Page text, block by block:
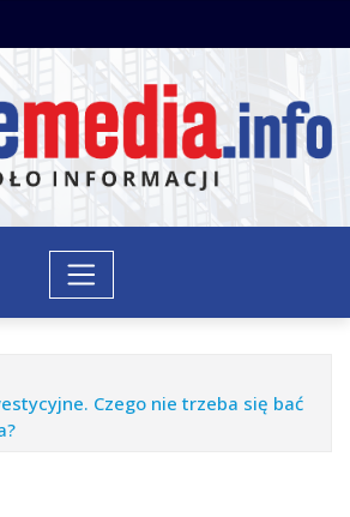
Czego nie trzeba się bać